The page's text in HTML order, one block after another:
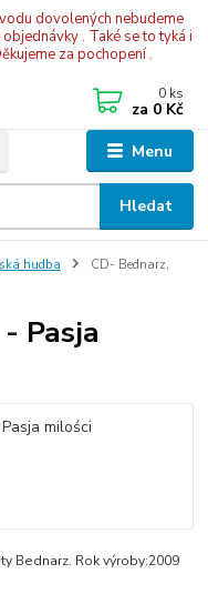
dovolených nebudeme
. Také se to tyká i
za pochopení .
Menu
Hledat
0 ks
za 0 Kč
hudba
CD- Bednarz,
Pasja
Bednarz. Rok výroby:2009